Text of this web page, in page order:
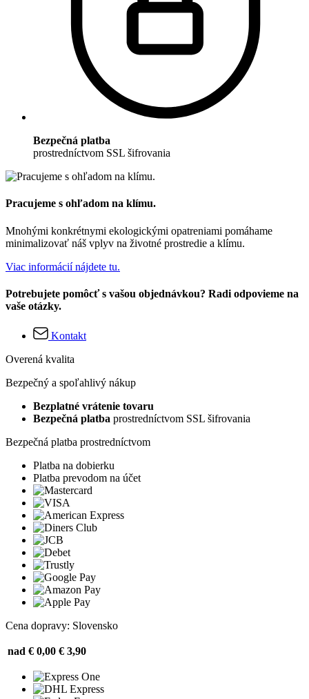
Bezpečná platba
prostredníctvom SSL šifrovania
Pracujeme s ohľadom na klímu.
Mnohými konkrétnymi ekologickými opatreniami pomáhame
minimalizovať náš vplyv na životné prostredie a klímu.
Viac informácií nájdete tu.
Potrebujete pomôcť s vašou objednávkou? Radi odpovieme na
vaše otázky.
Kontakt
Overená kvalita
Bezpečný a spoľahlivý nákup
Bezplatné vrátenie tovaru
Bezpečná platba prostredníctvom SSL šifrovania
Bezpečná platba prostredníctvom
Platba na dobierku
Platba prevodom na účet
Cena dopravy: Slovensko
nad € 0,00 € 3,90